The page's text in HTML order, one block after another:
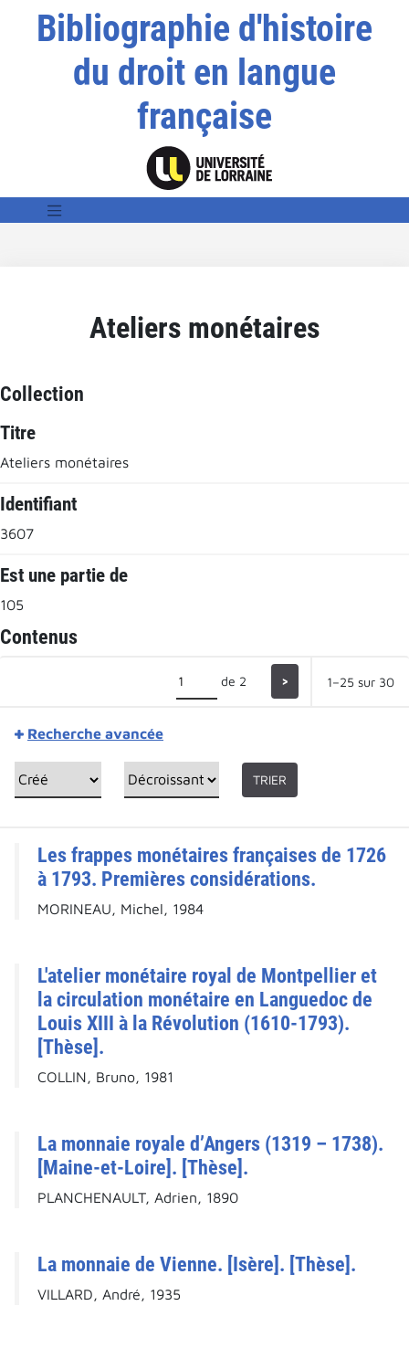
Bibliographie d'histoire
du droit en langue
française
Ateliers monétaires
Collection
Titre
Ateliers monétaires
Identifiant
3607
Est une partie de
105
Contenus
de 2 > 1–25 sur 30
Recherche avancée
TRIER
Les frappes monétaires françaises de 1726
à 1793. Premières considérations.
MORINEAU, Michel, 1984
L'atelier monétaire royal de Montpellier et
la circulation monétaire en Languedoc de
Louis XIII à la Révolution (1610-1793).
[Thèse].
COLLIN, Bruno, 1981
La monnaie royale d’Angers (1319 – 1738).
[Maine-et-Loire]. [Thèse].
PLANCHENAULT, Adrien, 1890
La monnaie de Vienne. [Isère]. [Thèse].
VILLARD, André, 1935